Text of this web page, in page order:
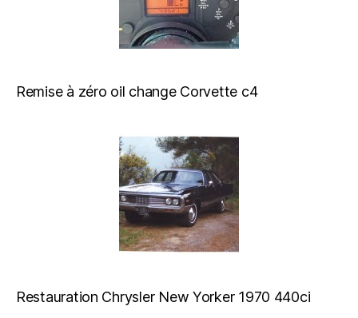
Remise à zéro oil change Corvette c4
Restauration Chrysler New Yorker 1970 440ci